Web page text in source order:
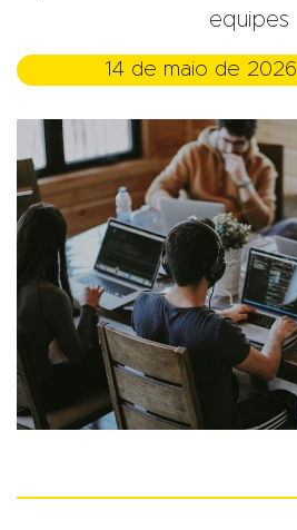
equipes
14 de maio de 2026